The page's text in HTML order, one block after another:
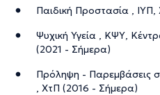
Παιδική Προστασία ,
Ψυχική Υγεία , ΚΨΥ,
(2021 - Σήμερα)
Πρόληψη - Παρεμβάσεις
, ΧτΠ (2016 - Σήμερα)